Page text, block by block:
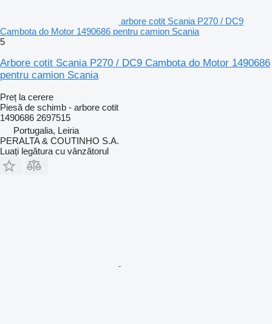
arbore cotit Scania P270 / DC9
Cambota do Motor 1490686 pentru camion Scania
5
Arbore cotit Scania P270 / DC9 Cambota do Motor 1490686
pentru camion Scania
Preț la cerere
Piesă de schimb - arbore cotit
1490686 2697515
Portugalia, Leiria
PERALTA & COUTINHO S.A.
Luați legătura cu vânzătorul